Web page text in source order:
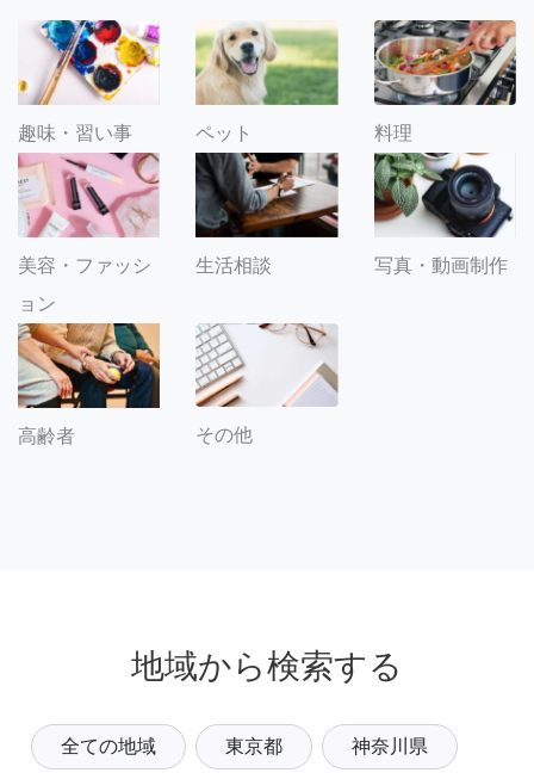
趣味・習い事 ペット 料理
美容・ファッシ
ョン
生活相談 写真・動画制作
高齢者 その他
地域から検索する
全ての地域 東京都 神奈川県